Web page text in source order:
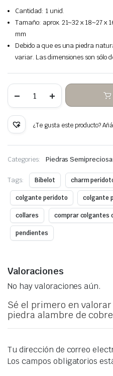
Cantidad: 1 unid.
Tamaño: aprox. 21~32 x 18~27 x
mm
Debido a que es una piedra
variar. Las dimensiones son sólo
colgante
de
alambre
de
envuelto
cantidad
¿Te gusta este producto?
Categories: Piedras
Tags: Bibelot charm
colgante peridoto colgante
collares comprar colgantes
pendientes
Valoraciones
No hay valoraciones aún.
Sé el primero en
piedra alambre de
Tu dirección de correo
Los campos obligatorios